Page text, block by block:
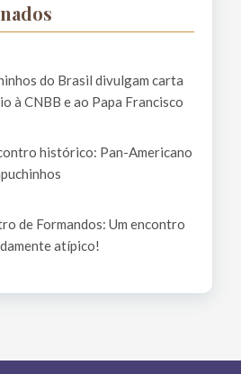
do Brasil divulgam carta
à CNBB e ao Papa Francisco
histórico: Pan-Americano
de Formandos: Um encontro
atípico!